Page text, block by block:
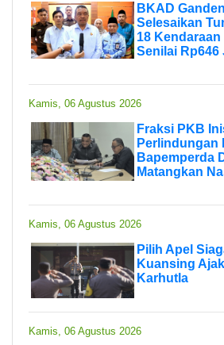
BKAD
Selesaikan
18 Kendaraan
Senilai Rp646
Kamis, 06 Agustus 2026
Fraksi PKB
Perlindungan
Bapemperda
Matangkan
Kamis, 06 Agustus 2026
Pilih Apel
Kuansing
Karhutla
Kamis, 06 Agustus 2026